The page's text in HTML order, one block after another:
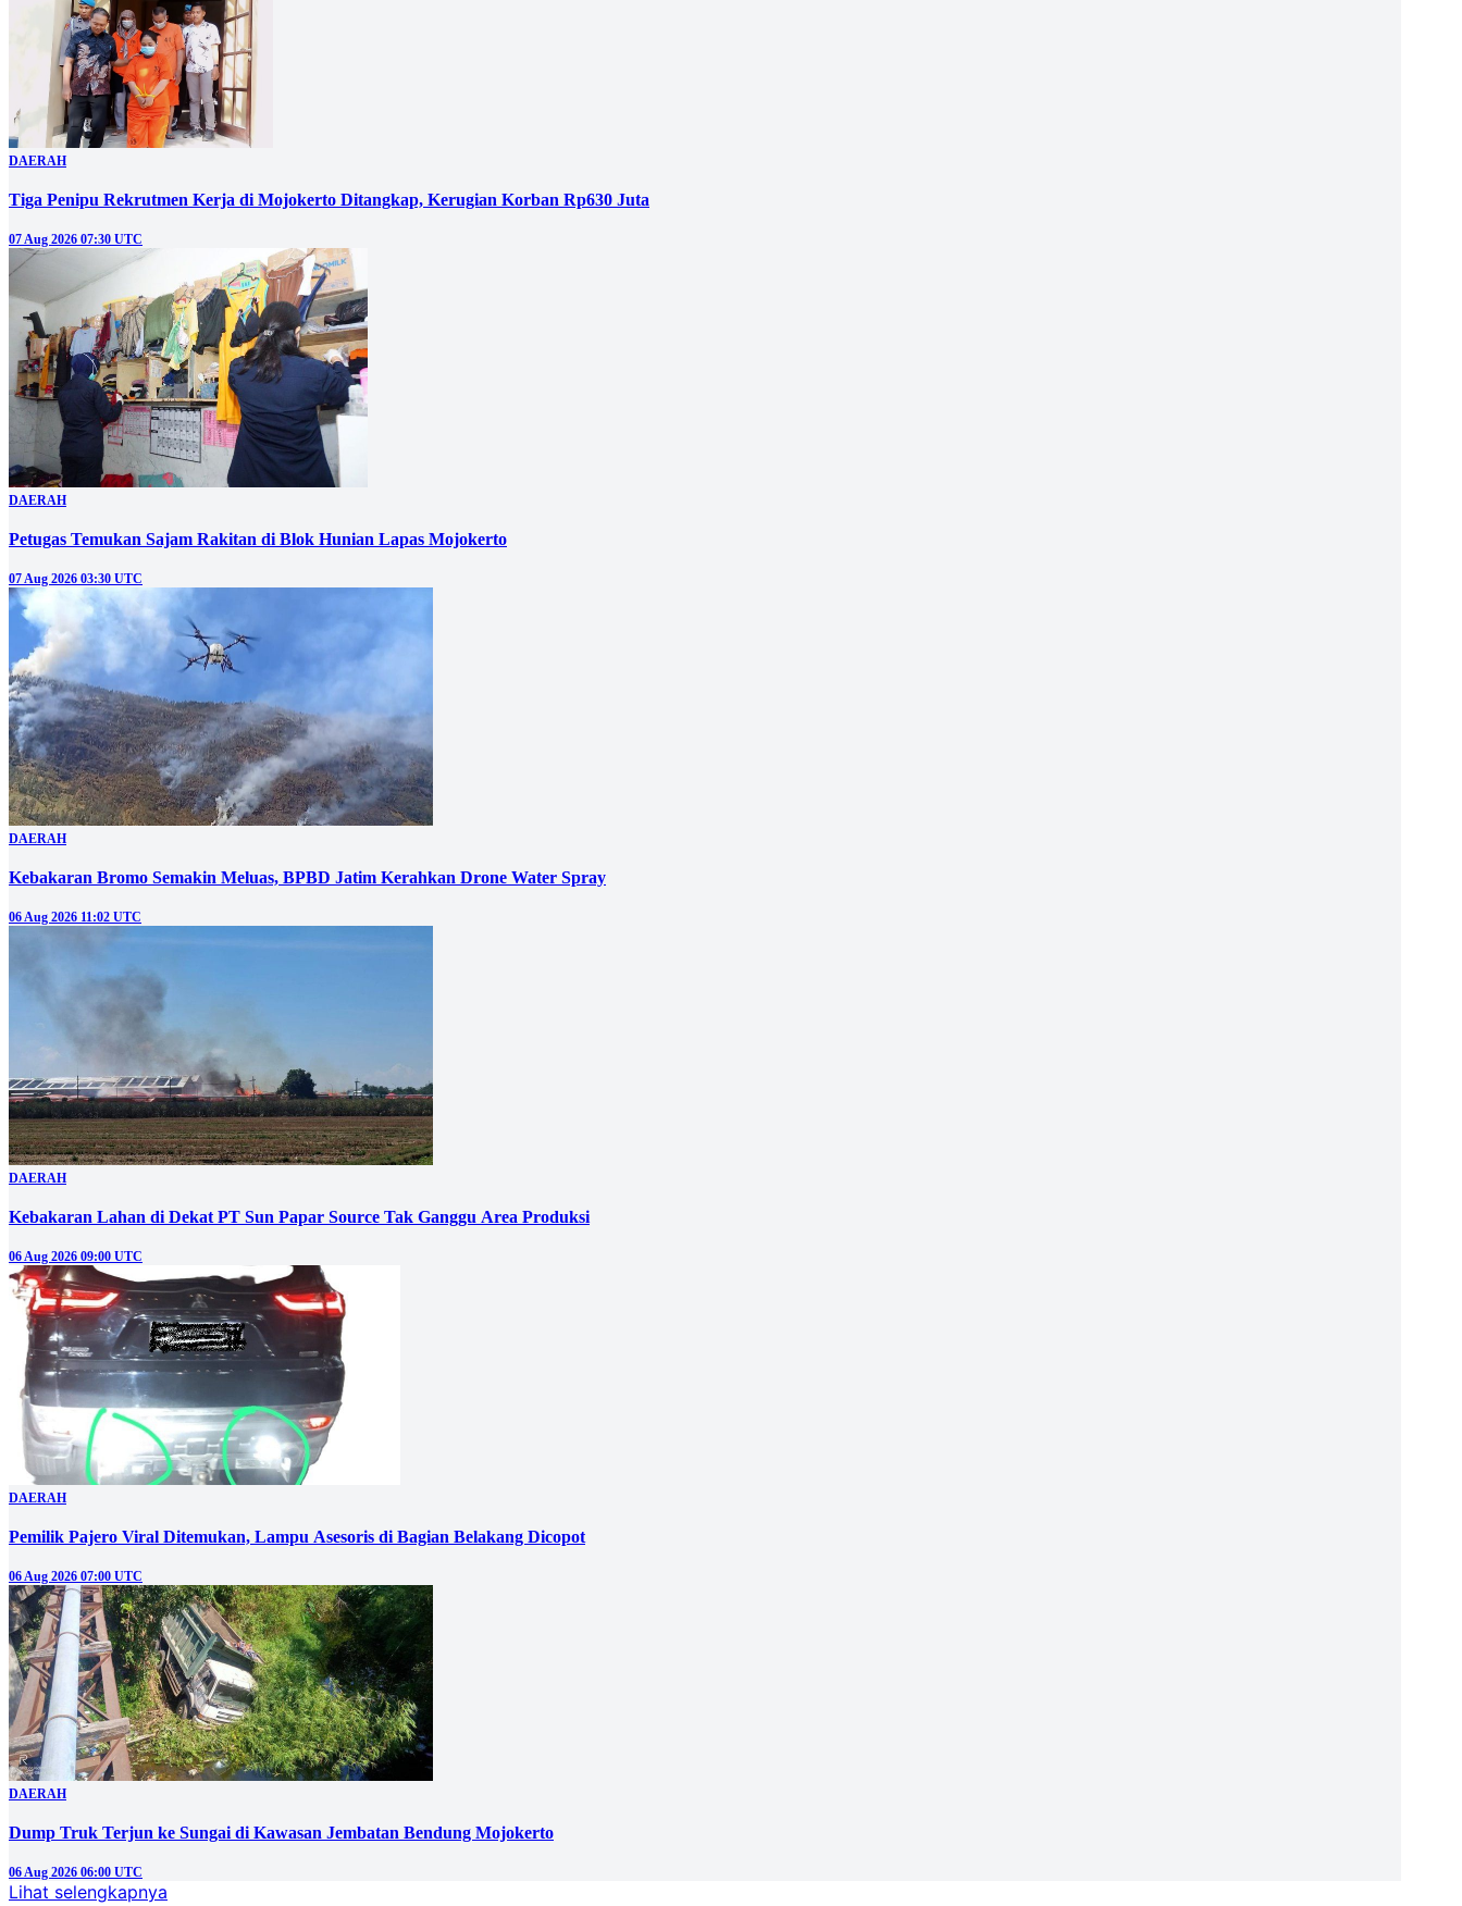
DAERAH
Tiga Penipu Rekrutmen Kerja di Mojokerto Ditangkap, Kerugian Korban Rp630 Juta
07 Aug 2026 07:30 UTC
DAERAH
Petugas Temukan Sajam Rakitan di Blok Hunian Lapas Mojokerto
07 Aug 2026 03:30 UTC
DAERAH
Kebakaran Bromo Semakin Meluas, BPBD Jatim Kerahkan Drone Water Spray
06 Aug 2026 11:02 UTC
DAERAH
Kebakaran Lahan di Dekat PT Sun Papar Source Tak Ganggu Area Produksi
06 Aug 2026 09:00 UTC
DAERAH
Pemilik Pajero Viral Ditemukan, Lampu Asesoris di Bagian Belakang Dicopot
06 Aug 2026 07:00 UTC
DAERAH
Dump Truk Terjun ke Sungai di Kawasan Jembatan Bendung Mojokerto
06 Aug 2026 06:00 UTC
Lihat selengkapnya